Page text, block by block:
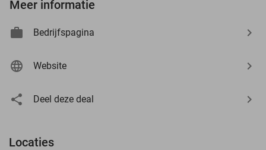
Meer informatie
Bedrijfspagina
Website
Deel deze deal
Locaties